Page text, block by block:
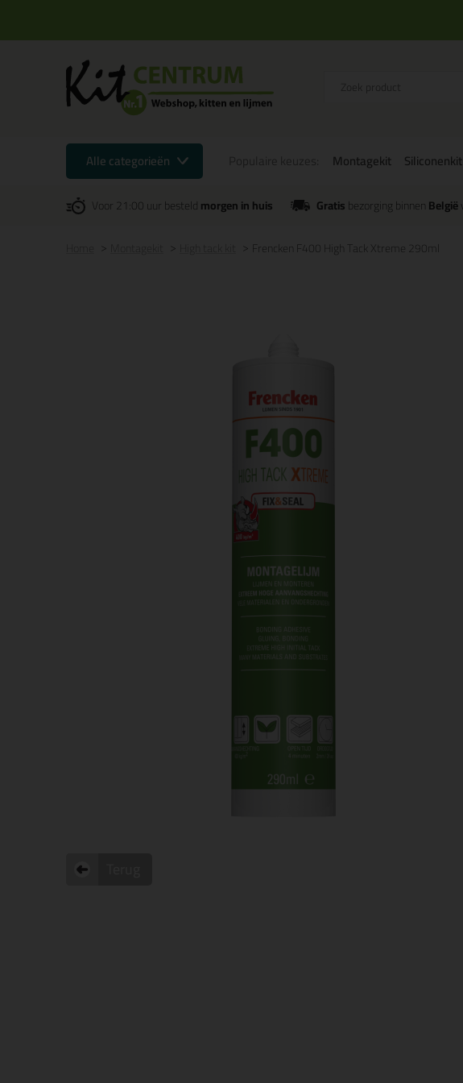
Alle categorieën Montagekit Siliconenkit
Voor 21:00 uur besteldmorgen in huis Gratisbezorging binnenBelgië
Frencken F400 High Tack Xtreme 290ml